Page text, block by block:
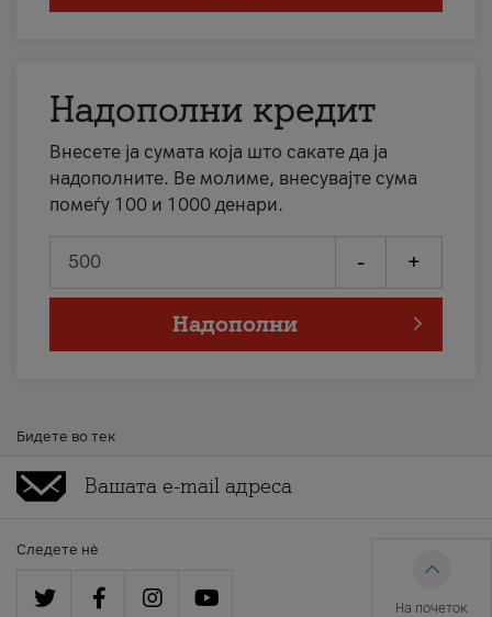
Надополни кредит
Внесете ја сумата која што сакате да ја
надополните. Ве молиме, внесувајте сума
помеѓу 100 и 1000 денари.
- +
Надополни
Бидете во тек
Следете нè
На почеток